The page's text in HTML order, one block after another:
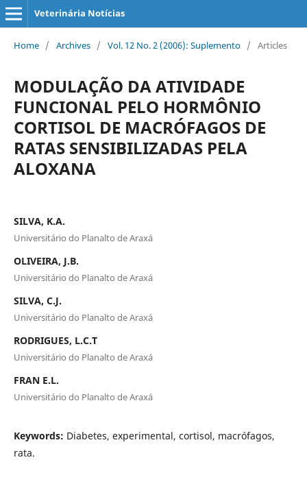
Veterinária Notícias
Home / Archives / Vol. 12 No. 2 (2006): Suplemento / Articles
MODULAÇÃO DA ATIVIDADE
FUNCIONAL PELO HORMÔNIO
CORTISOL DE MACRÓFAGOS DE
RATAS SENSIBILIZADAS PELA
ALOXANA
SILVA, K.A.
Universitário do Planalto de Araxá
OLIVEIRA, J.B.
Universitário do Planalto de Araxá
SILVA, C.J.
Universitário do Planalto de Araxá
RODRIGUES, L.C.T
Universitário do Planalto de Araxá
FRAN E.L.
Universitário do Planalto de Araxá
Keywords: Diabetes, experimental, cortisol, macrófagos,
rata.